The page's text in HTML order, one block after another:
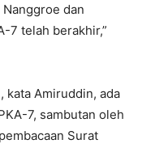
dan
7 telah berakhir,”
kata Amiruddin, ada
7, sambutan oleh
Surat